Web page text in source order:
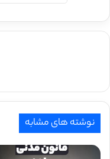
نوشته های مشابه